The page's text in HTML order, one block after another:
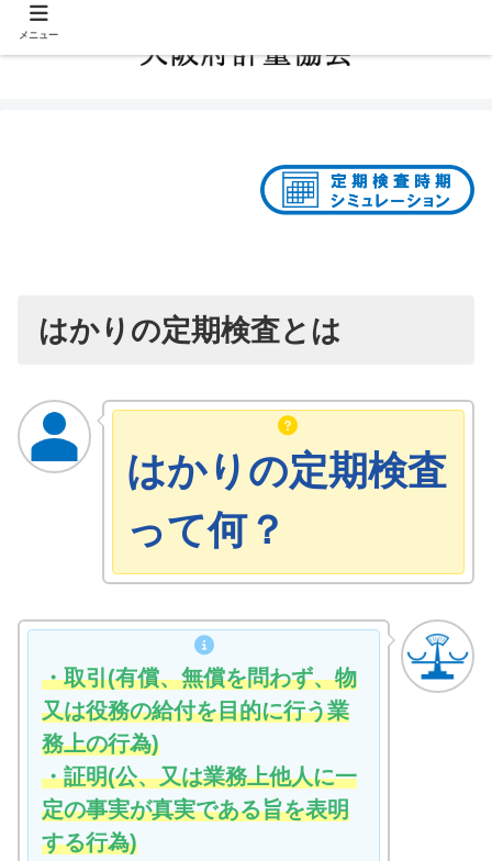
はかりの定期検査とは
はかりの定期検査
って何？
・取引(有償、無償を問わず、物
又は役務の給付を目的に行う業
務上の行為)
・証明(公、又は業務上他人に一
定の事実が真実である旨を表明
する行為)
メニュー